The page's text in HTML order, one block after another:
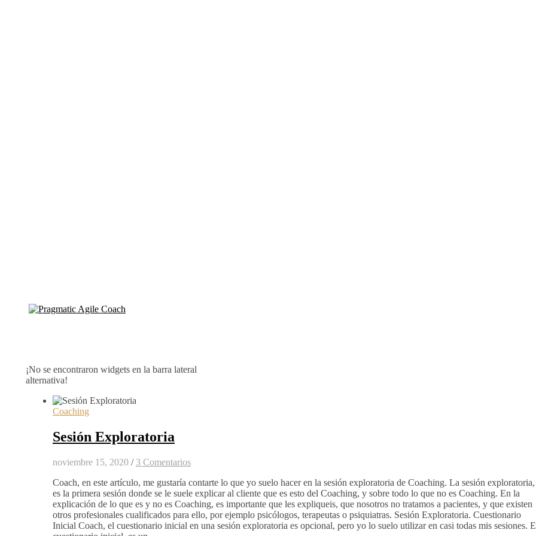
¡No se encontraron widgets en la barra lateral
alternativa!
Coaching
Sesión Exploratoria
noviembre 15, 2020 / 3 Comentarios
Coach, en este artículo, me gustaría contarte lo que yo suelo hacer en la sesión exploratoria de Coaching. La sesión exploratoria,
es la primera sesión donde se le suele explicar al cliente que es esto del Coaching, y sobre todo lo que no es Coaching. En la
explicación de lo que es y no es Coaching, es importante que les expliqueis, que nosotros no tratamos a pacientes, y que existen
otros profesionales cualificados para ello, por ejemplo psicólogos, terapeutas o psiquiatras. Sesión Exploratoria. Cuestionario
Inicial Coach, el cuestionario inicial en una sesión exploratoria es opcional, pero yo lo suelo utilizar en casi todas mis sesiones.